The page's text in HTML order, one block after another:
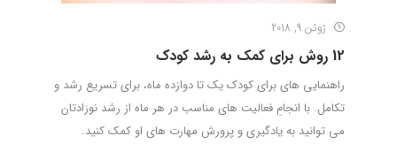
ژوئن 9, 2018
12 روش برای کمک به رشد کودک
راهنمایی های برای کودک یک تا دوازده ماه، برای تسریع رشد و
تکامل. با انجامِ فعالیت های مناسب در هر ماه از رشد نوزادتان
می توانید به یادگیری و پرورش مهارت های او کمک کنید.